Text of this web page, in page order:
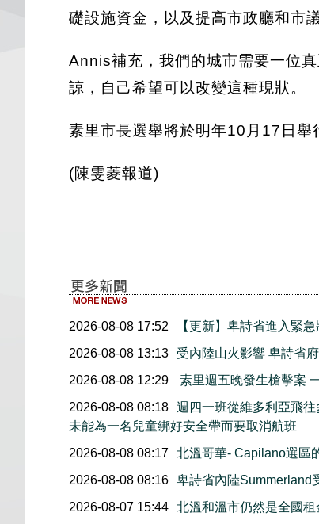
礎設施資金，以及提高市政廳和市
Annis補充，我們的城市需要一位
諒，自己希望可以改變這種現狀。
素里市長選舉將於明年10月17日舉
(陳雯菱報道)
2026-08-08 17:52
【更新】卑詩省進入緊
2026-08-08 13:13
受內陸山火影響 卑詩省
2026-08-08 12:29
素里週五晚發生槍擊案
2026-08-08 08:18 週四一班從維多利亞飛
未能為一名兒童綁好安全帶而要取消航班
2026-08-08 08:17 北溫哥華- Capilano選區
2026-08-08 08:16 卑詩省內陸Summerland
2026-08-07 15:44 北溫和溫市仍然是全國